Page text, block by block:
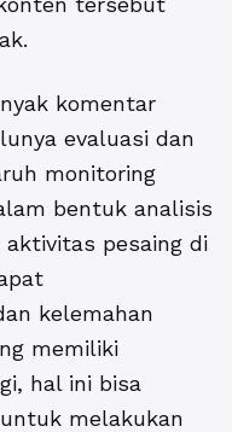
komentar
evaluasi dan
monitoring
bentuk analisis
aktivitas pesaing di
kelemahan
memiliki
hal ini bisa
melakukan